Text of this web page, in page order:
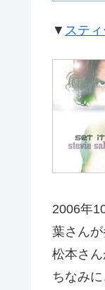
▼ ステ
2006年
葉さん
松本さ
ちなみ